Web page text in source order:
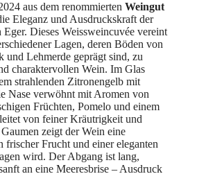
aus dem renommierten Weingut
Eleganz und Ausdruckskraft der
Dieses Weissweincuvée vereint
Lagen, deren Böden von
Lehmerde geprägt sind, zu
charaktervollen Wein. Im Glas
strahlenden Zitronengelb mit
Nase verwöhnt mit Aromen von
Früchten, Pomelo und einem
von feiner Kräutrigkeit und
zeigt der Wein eine
frischer Frucht und einer eleganten
wird. Der Abgang ist lang,
an eine Meeresbrise – Ausdruck